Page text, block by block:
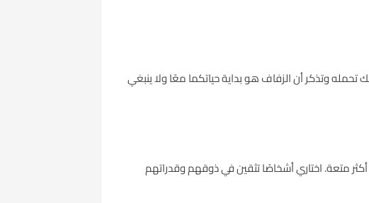
تحمله وتذكر أن الزفاف هو بداية حياتكما معًا ولا ينبغي
متعة. اختاري أشخاصًا تثقين في ذوقهم وقدراتهم